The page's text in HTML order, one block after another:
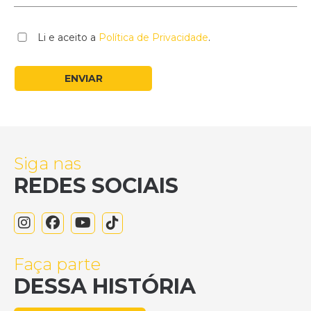
Li e aceito a Política de Privacidade.
Siga nas
REDES SOCIAIS
Faça parte
DESSA HISTÓRIA